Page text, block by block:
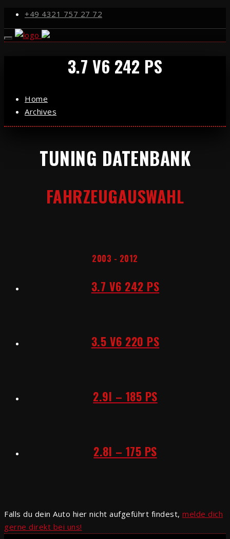
+49 4321 757 27 72
3.7 V6 242 PS
Home
Archives
TUNING DATENBANK
FAHRZEUGAUSWAHL
2003 - 2012
3.7 V6 242 PS
3.5 V6 220 PS
2.9I – 185 PS
2.8I – 175 PS
Falls du dein Auto hier nicht aufgeführt findest, melde dich
gerne direkt bei uns!